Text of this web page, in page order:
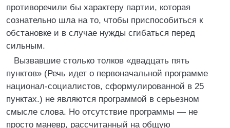
противоречили бы характеру партии, которая
сознательно шла на то, чтобы приспособиться к
обстановке и в случае нужды сгибаться перед
сильным.
Вызвавшие столько толков «двадцать пять
пунктов» (Речь идет о первоначальной программе
национал-социалистов, сформулированной в 25
пунктах.) не являются программой в серьезном
смысле слова. Но отсутствие программы — не
просто маневр, рассчитанный на общую